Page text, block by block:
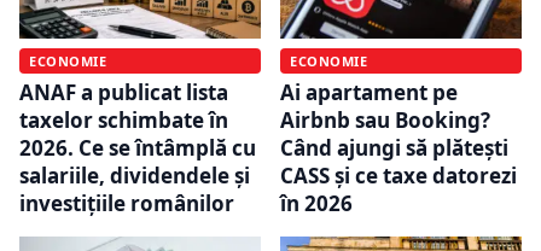
ECONOMIE
ANAF a publicat lista
taxelor schimbate în
2026. Ce se întâmplă cu
salariile, dividendele și
investițiile românilor
ECONOMIE
Ai apartament pe
Airbnb sau Booking?
Când ajungi să plătești
CASS și ce taxe datorezi
în 2026